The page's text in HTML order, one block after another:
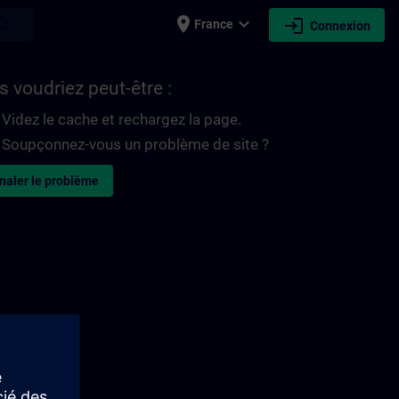
place France expand_more login Connexion
voudriez peut-être :
Videz le cache et rechargez la page.
Soupçonnez-vous un problème de site ?
le problème